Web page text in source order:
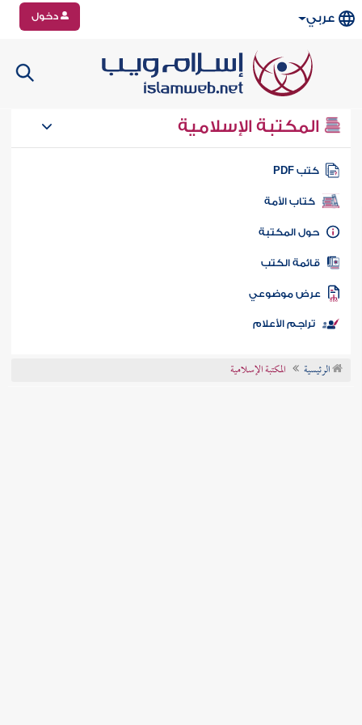
عربي دخول
المكتبة الإسلامية
كتب PDF
كتاب الأمة
المكتبة
الكتب
موضوعي
تراجم الأعلام
الرئيسية المكتبة الإسلامية